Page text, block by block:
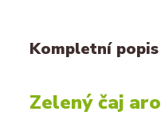
Kompletní popis
Zelený čaj